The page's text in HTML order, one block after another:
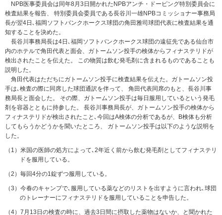
NPB医事委員会は同年8月3日開かれたNPBアンチ・ドーピング特別委員会に
検査結果を報告、 特別委員会委員である長谷川一雄NPBコミッショナー事務局
長が翌4日､福岡ソフトバンクホークス球団の角田雅司球団代表に検査結果を通
知することを決めた。
長谷川事務局長は4日､福岡ソフトバンクホークス球団の遠征先である仙台市
内のホテルで角田代表と面会、ガトームソン投手の検体からフィナステリドが
検出されたことを伝えた。 この物質は飲む発毛剤に含まれるものであることも
説明した。
角田代表はただちにガトームソン投手に検査結果を伝えた。ガトームソン投
手は､検査の際に同席した球団通訳を伴って、 角田代表同席のもと、長谷川事
務局長と面会した。 その際、ガトームソン投手は毎日服用しているという発毛
剤を容器とともに持参した。 長谷川事務局長が、ガトームソン投手の検体から
フィナステリドが検出されたこと､今回はA検体の分析であるが、B検体も分析
してもらうかどうかを聞いたところ、 ガトームソン投手は以下のような説明を
した。
（1）米国の医師の処方によって､2年近く前から飲む発毛剤としてフィナステリ
ドを服用している。
（2）毎回4分の1錠ずつ服用している。
（3）今春のキャンプで､服用している薬などのリストを出すように言われ､球団
のトレーナーにフィナステリドを服用していることを申告した。
（4）7月13日の検査の時に、過去3日間に摂取した薬物はないか、と聞かれた